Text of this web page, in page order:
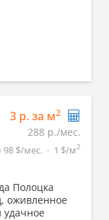
3 р. за м2
288 р./мес.
98 $/мес. 1 $/м2
Полоцка
оживленное
удачное